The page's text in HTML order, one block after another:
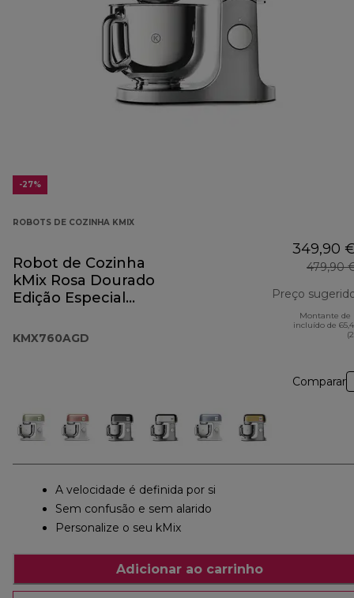
-27%
ROBOTS DE COZINHA KMIX
Robot de Cozinha
kMix Rosa Dourado
Edição Especial
KMX760AGD
349,90
479,90
Preço
Montante de
incluído de
Comparar
A velocidade é definida por si
Sem confusão e sem alarido
Personalize o seu kMix
Adicionar ao carrinho